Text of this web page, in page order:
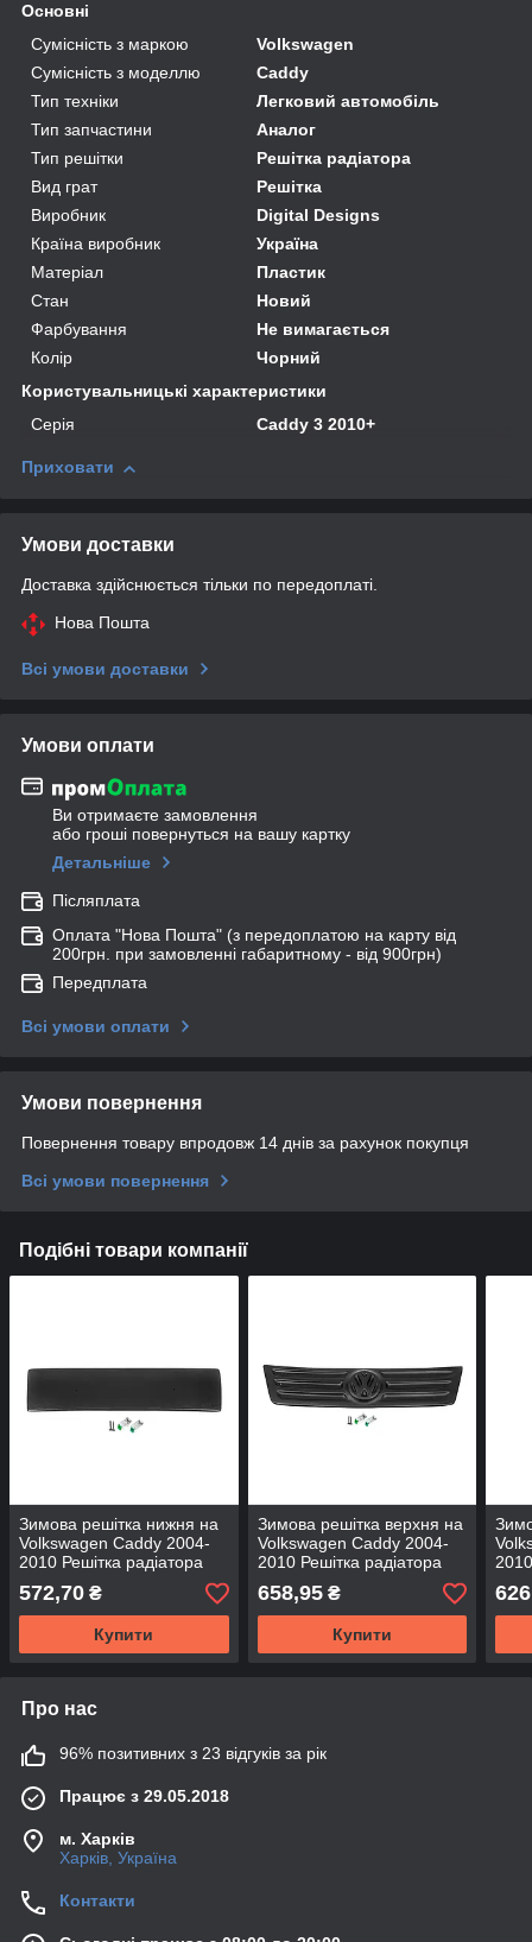
Основні
Сумісність з маркою
Volkswagen
Сумісність з моделлю
Caddy
Тип техніки
Легковий автомобіль
Тип запчастини
Аналог
Тип решітки
Решітка радіатора
Вид грат
Решітка
Виробник
Digital Designs
Країна виробник
Україна
Матеріал
Пластик
Стан
Новий
Фарбування
Не вимагається
Колір
Чорний
Користувальницькі характеристики
Серія
Caddy 3 2010+
Приховати
Умови доставки
Доставка здійснюється тільки по передоплаті.
Нова Пошта
Всі умови доставки
Умови оплати
Ви отримаєте замовлення
або гроші повернуться на вашу картку
Детальніше
Післяплата
Оплата "Нова Пошта" (з передоплатою на карту від
200грн. при замовленні габаритному - від 900грн)
Передплата
Всі умови оплати
Умови повернення
Повернення товару впродовж 14 днів за рахунок покупця
Всі умови повернення
Подібні товари компанії
Зимова решітка нижня на
Volkswagen Caddy 2004-
2010 Решітка радіатора
Фольксваген Кадді матова
572,70 ₴
Купити
Зимова решітка верхня на
Volkswagen Caddy 2004-
2010 Решітка радіатора
Фольксваген Кадді матова
658,95₴
Купити
Про нас
96% позитивних з 23 відгуків за рік
Працює з 29.05.2018
м. Харків
Харків, Україна
Контакти